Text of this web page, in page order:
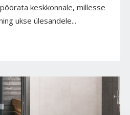
keskkonnale, millesse
ukse ülesandele...